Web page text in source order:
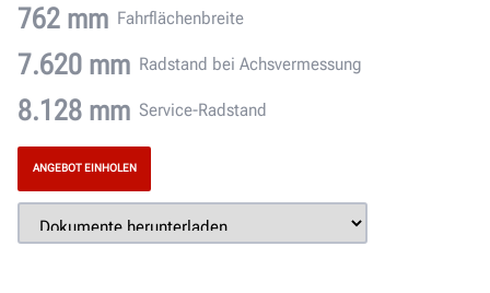
762 mm Fahrflächenbreite
7.620 mm Radstand bei Achsvermessung
8.128 mm Service-Radstand
ANGEBOT EINHOLEN